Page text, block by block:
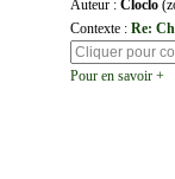
Auteur : Cloclo
Contexte : Re:
Pour en savoir +